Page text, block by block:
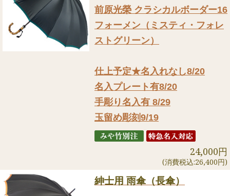
前原光榮 クラシカルボーダー16
フォーメン（ミスティ・フォレ
ストグリーン）
仕上予定★名入れなし8/20
名入プレート有8/20
手彫り名入有 8/29
玉留め彫刻9/19
24,000円
(消費税込:26,400円)
紳士用 雨傘（長傘）